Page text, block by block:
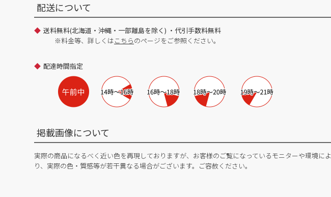
配送について
送料無料(北海道・沖縄・一部離島を除く) ・代引手数料無料
※料金等、詳しくはこちらのページをご参照ください。
配達時間指定
掲載画像について
実際の商品になるべく近い色を再現しておりますが、お客様のご覧になっているモニターや環境によ
り、実際の色・質感等が若干異なる場合がございます。ご容赦ください。